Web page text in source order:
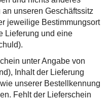
unseren Geschäftssitz
jeweilige Bestimmungsort
Lieferung und eine
unter Angabe von
Inhalt der Lieferung
unserer Bestellkennung
Fehlt der Lieferschein